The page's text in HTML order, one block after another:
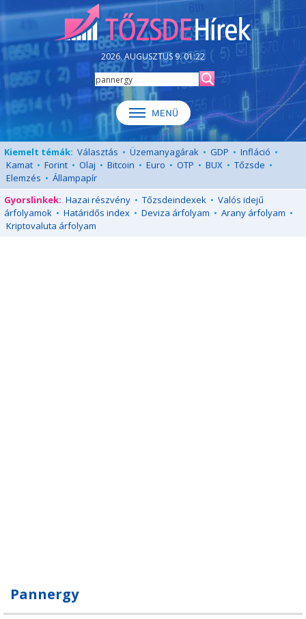
2026. AUGUSZTUS 9. 01:22
Kiemelt témák: Választás • Üzemanyagárak • GDP • Infláció •
Kamat • Forint • Olaj • Bitcoin • Euro • OTP • BUX • Tőzsde •
Elemzés • Állampapír
Gyorslinkek: Hazai részvény • Tőzsdeindexek • Valós idejű
árfolyamok • Határidős index • Deviza árfolyam • Arany árfolyam •
Kriptovaluta árfolyam
Pannergy